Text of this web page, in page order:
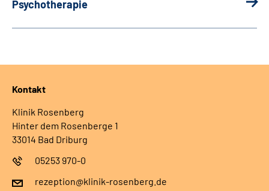
Psychotherapie
Kontakt
Klinik Rosenberg
Hinter dem Rosenberge 1
33014 Bad Driburg
05253 970-0
rezeption@klinik-rosenberg.de